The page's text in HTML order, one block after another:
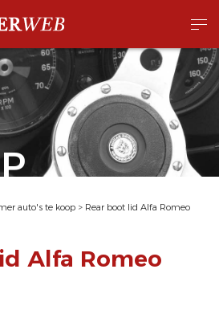
auto's te koop > Rear boot lid Alfa Romeo
Alfa Romeo